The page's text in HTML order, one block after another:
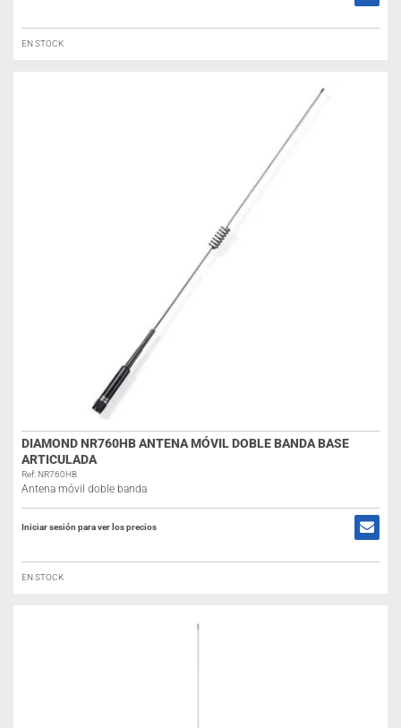
EN STOCK
DIAMOND NR760HB ANTENA MÓVIL DOBLE BANDA BASE
ARTICULADA
Ref: NR760HB
Antena móvil doble banda
Iniciar sesión para ver los precios
EN STOCK